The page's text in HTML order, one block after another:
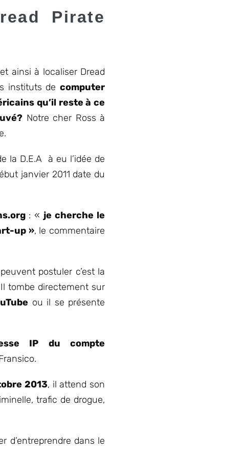
Pirate
ainsi à localiser Dread
instituts de computer
qu’il reste à ce
Notre cher Ross à
la D.E.A à eu l’idée de
janvier 2011 date du
: « je cherche le
up », le commentaire
postuler c’est la
tombe directement sur
ou il se présente
IP du compte
2013, il attend son
trafic de drogue,
d’entreprendre dans le